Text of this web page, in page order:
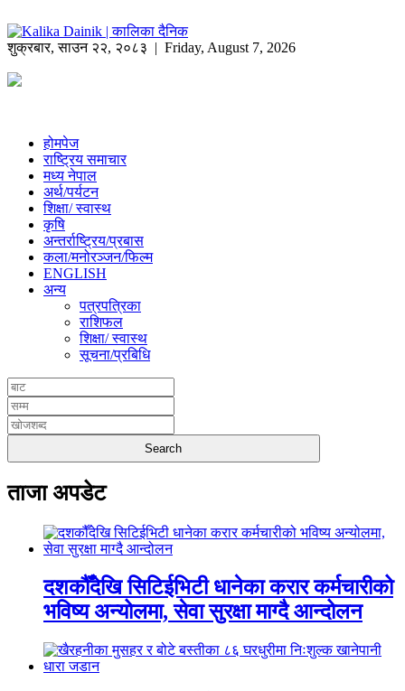
शुक्रबार,साउन २२, २०८३ | Friday, August 7, 2026
होमपेज
राष्ट्रिय समाचार
मध्य नेपाल
अर्थ/पर्यटन
शिक्षा/ स्वास्थ
कृषि
अन्तर्राष्ट्रिय/प्रबास
कला/मनोरञ्जन/फिल्म
ENGLISH
अन्य
पत्रपत्रिका
राशिफल
शिक्षा/ स्वास्थ
सूचना/प्रबिधि
ताजा अपडेट
दशकौँदेखि सिटिईभिटी धानेका करार कर्मचारीको
भविष्य अन्योलमा, सेवा सुरक्षा माग्दै आन्दोलन